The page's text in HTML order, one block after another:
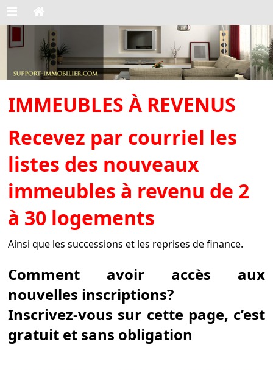
IMMEUBLES À REVENUS
Recevez par courriel les
listes des nouveaux
immeubles à revenu de 2
à 30 logements
Ainsi que les successions et les reprises de finance.
Comment avoir accès aux
nouvelles inscriptions?
Inscrivez-vous sur cette page, c’est
gratuit et sans obligation